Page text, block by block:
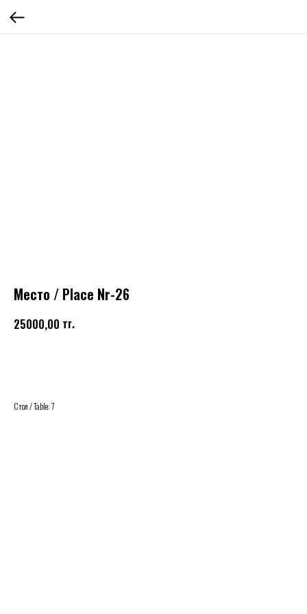
Место / Place Nr-26
25000,00 тг.
Стол / Table: 7